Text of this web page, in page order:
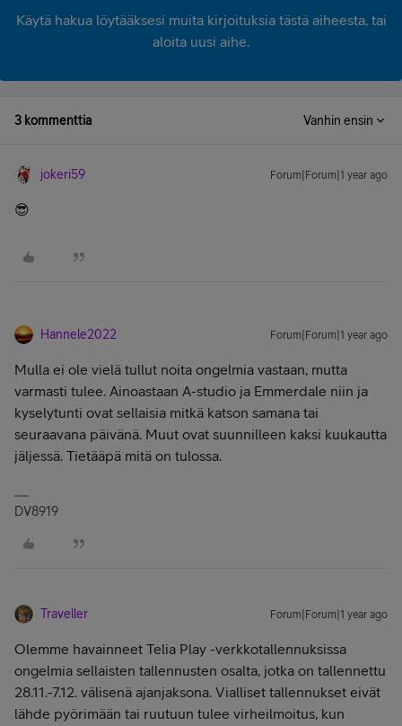
Käytä hakua löytääksesi muita kirjoituksia tästä aiheesta, tai
aloita uusi aihe.
3 kommenttia Vanhin ensin
jokeri59 Forum|Forum|1 year ago
😎
Hannele2022 Forum|Forum|1 year ago
Mulla ei ole vielä tullut noita ongelmia vastaan, mutta
varmasti tulee. Ainoastaan A-studio ja Emmerdale niin ja
kyselytunti ovat sellaisia mitkä katson samana tai
seuraavana päivänä. Muut ovat suunnilleen kaksi kuukautta
jäljessä. Tietääpä mitä on tulossa.
DV8919
Traveller Forum|Forum|1 year ago
Olemme havainneet Telia Play -verkkotallennuksissa
ongelmia sellaisten tallennusten osalta, jotka on tallennettu
28.11.-7.12. välisenä ajanjaksona. Vialliset tallennukset eivät
lähde pyörimään tai ruutuun tulee virheilmoitus, kun